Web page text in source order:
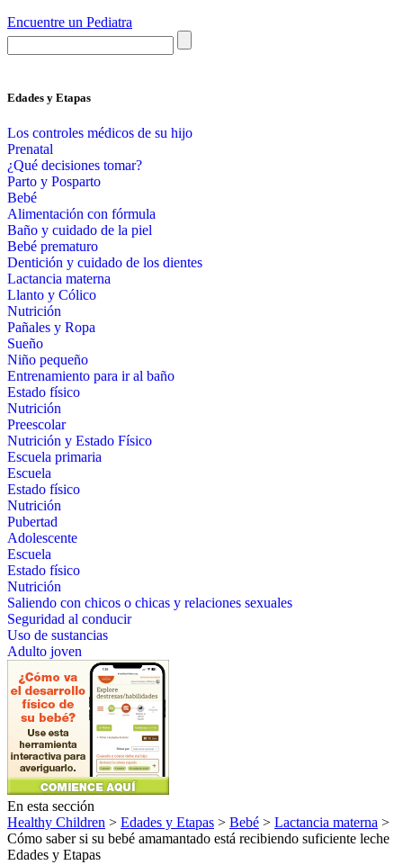
Encuentre un Pediatra
Edades y Etapas
Los controles médicos de su hijo
Prenatal
¿Qué decisiones tomar?
Parto y Posparto
Bebé
Alimentación con fórmula
Baño y cuidado de la piel
Bebé prematuro
Dentición y cuidado de los dientes
Lactancia materna
Llanto y Cólico
Nutrición
Pañales y Ropa
Sueño
Niño pequeño
Entrenamiento para ir al baño
Estado físico
Nutrición
Preescolar
Nutrición y Estado Físico
Escuela primaria
Escuela
Estado físico
Nutrición
Pubertad
Adolescente
Escuela
Estado físico
Nutrición
Saliendo con chicos o chicas y relaciones sexuales
Seguridad al conducir
Uso de sustancias
Adulto joven
En esta sección
Healthy Children > Edades y Etapas > Bebé > Lactancia materna >
Cómo saber si su bebé amamantado está recibiendo suficiente leche
Edades y Etapas